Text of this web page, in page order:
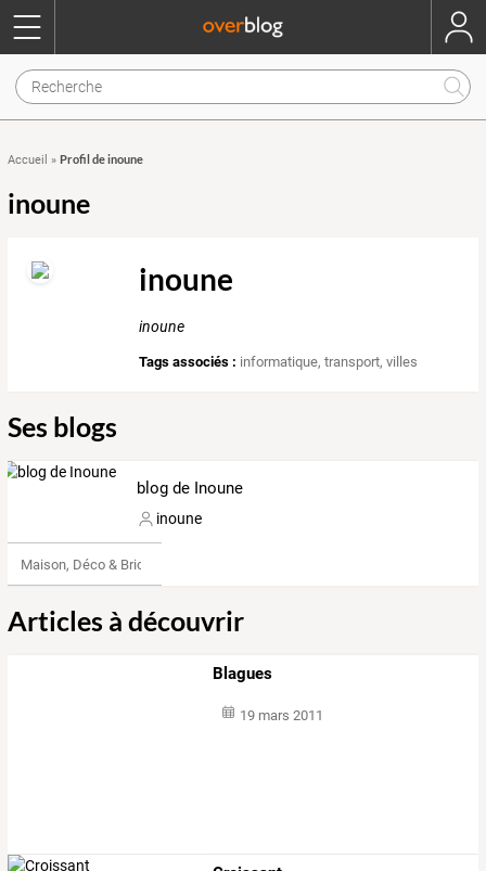
Accueil » Profil de inoune
inoune
inoune
inoune
Tags associés : informatique,transport,villes
Ses blogs
blog de Inoune
inoune
Maison, Déco & Bricolage
Articles à découvrir
Blagues
19 mars 2011